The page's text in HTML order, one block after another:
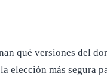
qué versiones del
elección más